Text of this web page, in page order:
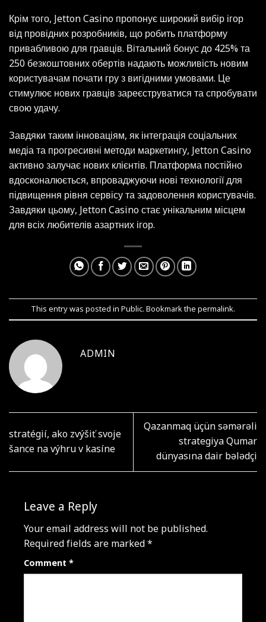
Крім того, Jetton Casino пропонує широкий вибір ігор
від провідних розробників, що робить платформу
привабливою для гравців. Вітальний бонус до 425% та
250 безкоштовних обертів надають можливість новим
користувачам почати гру з вигідними умовами. Це
стимулює нових гравців зареєструватися та спробувати
свою удачу.
Завдяки таким інноваціям, як інтеграція соціальних
медіа та прогресивні методи маркетингу, Jetton Casino
активно залучає нових клієнтів. Платформа постійно
вдосконалюється, впроваджуючи нові технології для
підвищення рівня сервісу та задоволення користувачів.
Завдяки цьому, Jetton Casino стає унікальним місцем
для всіх любителів азартних ігор.
This entry was posted in Public. Bookmark the permalink.
ADMIN
stratégií, ako zvýšiť svoje
šance na výhru v kasíne
Qazanmaq üçün səmərəli
strategiya Qumar
dünyasına dair bələdçi
Leave a Reply
Your email address will not be published.
Required fields are marked*
Comment *